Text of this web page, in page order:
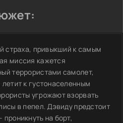
страха, привыкший к самым
миссия кажется
террористами самолет,
к густонаселенным
угрожают взорвать
в пепел. Дэвиду предстоит
на борт,